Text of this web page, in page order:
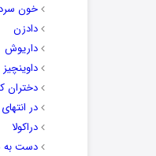
خون
دادزن
داریوش
داوینچیز
دختران
در
دراکولا
دست به